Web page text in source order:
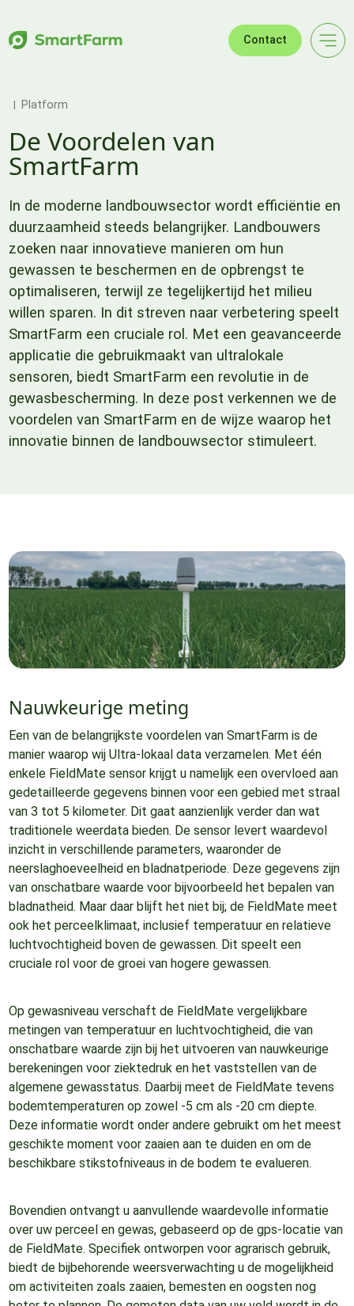
Contact
Platform
De Voordelen van
SmartFarm
In de moderne landbouwsector wordt efficiëntie en
duurzaamheid steeds belangrijker. Landbouwers
zoeken naar innovatieve manieren om hun
gewassen te beschermen en de opbrengst te
optimaliseren, terwijl ze tegelijkertijd het milieu
willen sparen. In dit streven naar verbetering speelt
SmartFarm een cruciale rol. Met een geavanceerde
applicatie die gebruikmaakt van ultralokale
sensoren, biedt SmartFarm een revolutie in de
gewasbescherming. In deze post verkennen we de
voordelen van SmartFarm en de wijze waarop het
innovatie binnen de landbouwsector stimuleert.
Nauwkeurige meting
Een van de belangrijkste voordelen van SmartFarm is de
manier waarop wij Ultra-lokaal data verzamelen. Met één
enkele FieldMate sensor krijgt u namelijk een overvloed aan
gedetailleerde gegevens binnen voor een gebied met straal
van 3 tot 5 kilometer. Dit gaat aanzienlijk verder dan wat
traditionele weerdata bieden. De sensor levert waardevol
inzicht in verschillende parameters, waaronder de
neerslaghoeveelheid en bladnatperiode. Deze gegevens zijn
van onschatbare waarde voor bijvoorbeeld het bepalen van
bladnatheid. Maar daar blijft het niet bij; de FieldMate meet
ook het perceelklimaat, inclusief temperatuur en relatieve
luchtvochtigheid boven de gewassen. Dit speelt een
cruciale rol voor de groei van hogere gewassen.
Op gewasniveau verschaft de FieldMate vergelijkbare
metingen van temperatuur en luchtvochtigheid, die van
onschatbare waarde zijn bij het uitvoeren van nauwkeurige
berekeningen voor ziektedruk en het vaststellen van de
algemene gewasstatus. Daarbij meet de FieldMate tevens
bodemtemperaturen op zowel -5 cm als -20 cm diepte.
Deze informatie wordt onder andere gebruikt om het meest
geschikte moment voor zaaien aan te duiden en om de
beschikbare stikstofniveaus in de bodem te evalueren.
Bovendien ontvangt u aanvullende waardevolle informatie
over uw perceel en gewas, gebaseerd op de gps-locatie van
de FieldMate. Specifiek ontworpen voor agrarisch gebruik,
biedt de bijbehorende weersverwachting u de mogelijkheid
om activiteiten zoals zaaien, bemesten en oogsten nog